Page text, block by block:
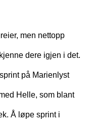
men nettopp
dere igjen i det.
på Marienlyst
Helle, som blant
Å løpe sprint i